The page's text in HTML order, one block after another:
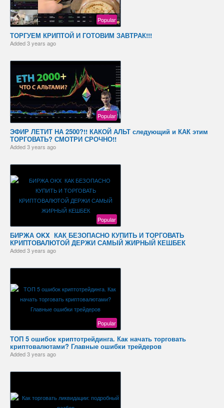
Popular
ТОРГУЕМ КРИПТОЙ И ГОТОВИМ ЗАВТРАК!!!
Added3 years ago
Popular
ЭФИР ЛЕТИТ НА 2500?!! КАКОЙ АЛЬТ следующий и КАК этим
ТОРГОВАТЬ? СМОТРИ СРОЧНО!!
Added3 years ago
Popular
БИРЖА OKX ️ КАК БЕЗОПАСНО КУПИТЬ И ТОРГОВАТЬ
КРИПТОВАЛЮТОЙ ДЕРЖИ САМЫЙ ЖИРНЫЙ КЕШБЕК
Added3 years ago
Popular
ТОП 5 ошибок криптотрейдинга. Как начать торговать
криптовалютами? Главные ошибки трейдеров
Added3 years ago